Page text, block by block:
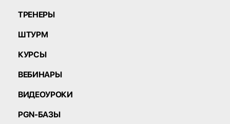
ТРЕНЕРЫ
ШТУРМ
КУРСЫ
ВЕБИНАРЫ
ВИДЕОУРОКИ
PGN-БАЗЫ